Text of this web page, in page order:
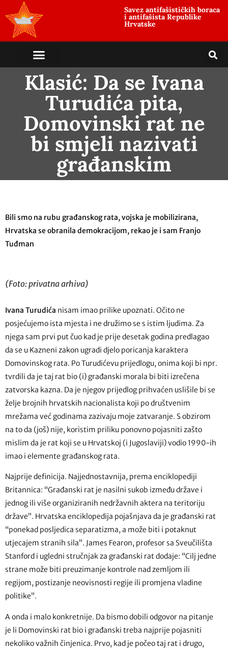
Savez antifašističkih boraca
i antifašista Republike
Hrvatske
Klasić: Da se Ivana
Turudića pita,
Domovinski rat ne
bi smjeli nazivati
građanskim
Bili smo na rubu građanskog rata, vojska je mobilizirana,
Hrvatska se obranila demokracijom, rekao je i sam Franjo
Tuđman
(Foto: privatna arhiva)
Ivana Turudića nisam imao prilike upoznati. Očito ne
posjećujemo ista mjesta i ne družimo se s istim ljudima. Za
njega sam prvi put čuo kad je prije desetak godina predlagao
da se u Kazneni zakon ugradi djelo poricanja karaktera
Domovinskog rata. Po Turudićevu prijedlogu, onima koji bi npr.
tvrdili da je taj rat bio (i) građanski morala bi biti izrečena
zatvorska kazna. Da je njegov prijedlog prihvaćen uslišile bi se
želje brojnih hrvatskih nacionalista koji po društvenim
mrežama već godinama zazivaju moje zatvaranje. S obzirom
na to da (još) nije, koristim priliku ponovno pojasniti zašto
mislim da je rat koji se u Hrvatskoj (i Jugoslaviji) vodio 1990-ih
imao i elemente građanskog rata.
Najprije definicija. Najjednostavnija, prema enciklopediji
Britannica: “Građanski rat je nasilni sukob između države i
jednog ili više organiziranih nedržavnih aktera na teritoriju
države”. Hrvatska enciklopedija pojašnjava da je građanski rat
“ponekad posljedica separatizma, a može biti i potaknut
utjecajem stranih sila”. James Fearon, profesor sa Sveučilišta
Stanford i ugledni stručnjak za građanski rat dodaje: “Cilj jedne
strane može biti preuzimanje kontrole nad zemljom ili
regijom, postizanje neovisnosti regije ili promjena vladine
politike”.
A onda i malo konkretnije. Da bismo dobili odgovor na pitanje
je li Domovinski rat bio i građanski treba najprije pojasniti
nekoliko važnih činjenica. Prvo, kad je počeo taj rat i drugo,